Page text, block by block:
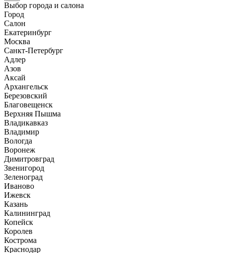
Выбор города и салона
Город
Салон
Екатеринбург
Москва
Санкт-Петербург
Адлер
Азов
Аксай
Архангельск
Березовский
Благовещенск
Верхняя Пышма
Владикавказ
Владимир
Вологда
Воронеж
Димитровград
Звенигород
Зеленоград
Иваново
Ижевск
Казань
Калининград
Копейск
Королев
Кострома
Краснодар